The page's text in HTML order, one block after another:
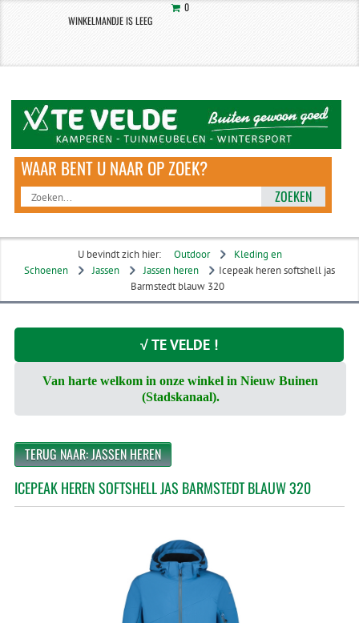
0
WINKELMANDJE IS LEEG
ZOEKEN
U bevindt zich hier: Outdoor
Kleding en
Schoenen
Jassen Jassen heren
Icepeak heren softshell jas
Barmstedt blauw 320
√ TE VELDE !
Van harte welkom in onze winkel in Nieuw Buinen
(Stadskanaal).
TERUG NAAR: JASSEN HEREN
ICEPEAK HEREN SOFTSHELL JAS BARMSTEDT BLAUW 320